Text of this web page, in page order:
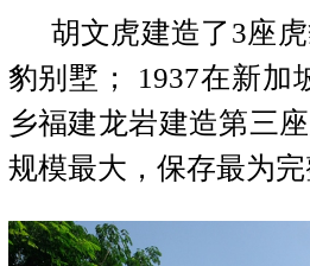
胡文虎建造了3座
豹别墅； 1937在新加
乡福建龙岩建造第三
规模最大，保存最为